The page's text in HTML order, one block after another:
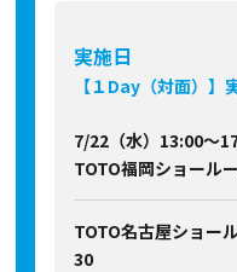
実施日
【１Day（対面）】
7/22（水）13:00～
TOTO福岡ショール
TOTO名古屋ショー
30